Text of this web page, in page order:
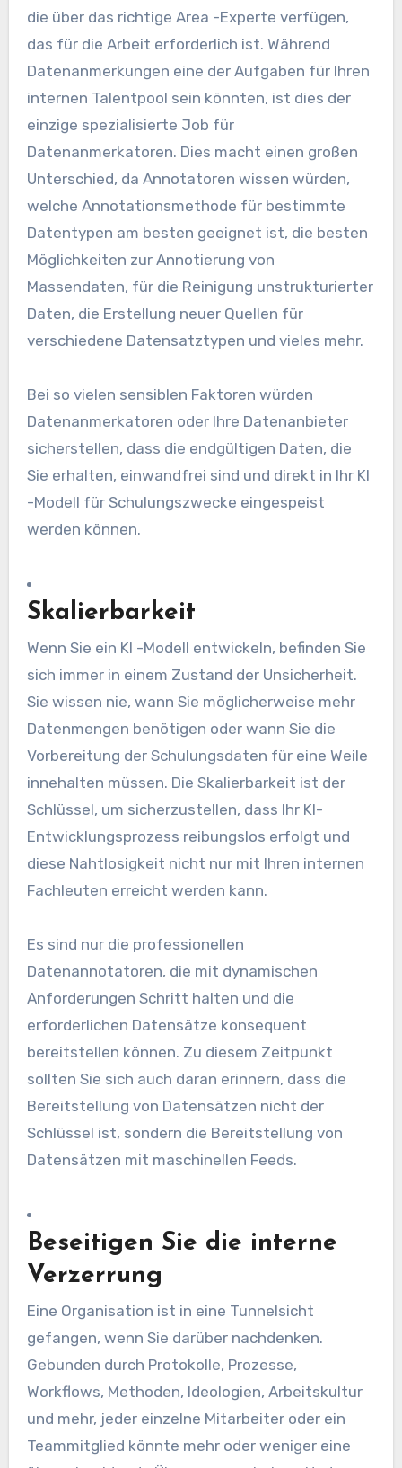
die über das richtige Area -Experte verfügen,
das für die Arbeit erforderlich ist. Während
Datenanmerkungen eine der Aufgaben für Ihren
internen Talentpool sein könnten, ist dies der
einzige spezialisierte Job für
Datenanmerkatoren. Dies macht einen großen
Unterschied, da Annotatoren wissen würden,
welche Annotationsmethode für bestimmte
Datentypen am besten geeignet ist, die besten
Möglichkeiten zur Annotierung von
Massendaten, für die Reinigung unstrukturierter
Daten, die Erstellung neuer Quellen für
verschiedene Datensatztypen und vieles mehr.
Bei so vielen sensiblen Faktoren würden
Datenanmerkatoren oder Ihre Datenanbieter
sicherstellen, dass die endgültigen Daten, die
Sie erhalten, einwandfrei sind und direkt in Ihr KI
-Modell für Schulungszwecke eingespeist
werden können.
Skalierbarkeit
Wenn Sie ein KI -Modell entwickeln, befinden Sie
sich immer in einem Zustand der Unsicherheit.
Sie wissen nie, wann Sie möglicherweise mehr
Datenmengen benötigen oder wann Sie die
Vorbereitung der Schulungsdaten für eine Weile
innehalten müssen. Die Skalierbarkeit ist der
Schlüssel, um sicherzustellen, dass Ihr KI-
Entwicklungsprozess reibungslos erfolgt und
diese Nahtlosigkeit nicht nur mit Ihren internen
Fachleuten erreicht werden kann.
Es sind nur die professionellen
Datenannotatoren, die mit dynamischen
Anforderungen Schritt halten und die
erforderlichen Datensätze konsequent
bereitstellen können. Zu diesem Zeitpunkt
sollten Sie sich auch daran erinnern, dass die
Bereitstellung von Datensätzen nicht der
Schlüssel ist, sondern die Bereitstellung von
Datensätzen mit maschinellen Feeds.
Beseitigen Sie die interne
Verzerrung
Eine Organisation ist in eine Tunnelsicht
gefangen, wenn Sie darüber nachdenken.
Gebunden durch Protokolle, Prozesse,
Workflows, Methoden, Ideologien, Arbeitskultur
und mehr, jeder einzelne Mitarbeiter oder ein
Teammitglied könnte mehr oder weniger eine